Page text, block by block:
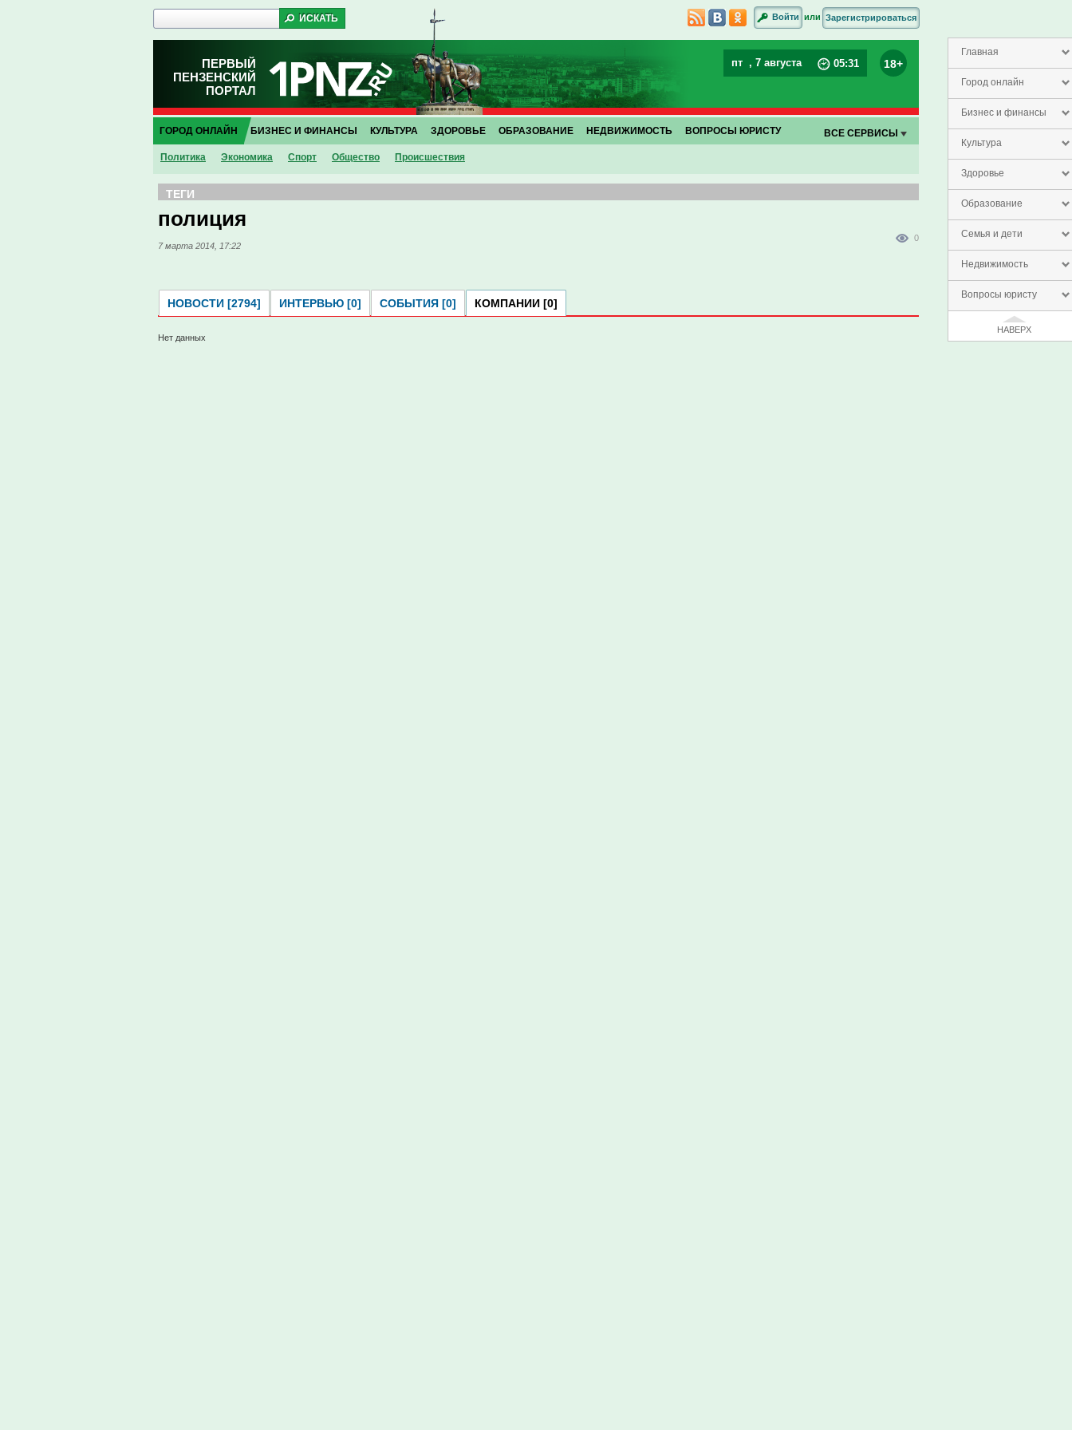
Главная
Город онлайн
Бизнес и финансы
Культура
Здоровье
Образование
Семья и дети
Недвижимость
Вопросы юристу
НАВЕРХ
Войти или Зарегистрироваться
ПЕРВЫЙ
ПЕНЗЕНСКИЙ
ПОРТАЛ
пт , 7 августа 05:31 18+
ГОРОД ОНЛАЙН
Политика Экономика Спорт Общество Проиcшествия
БИЗНЕС И ФИНАНСЫ КУЛЬТУРА ЗДОРОВЬЕ ОБРАЗОВАНИЕ НЕДВИЖИМОСТЬ ВОПРОСЫ ЮРИСТУ ВСЕ СЕРВИСЫ
ТЕГИ
полиция
7 марта 2014, 17:22
0
НОВОСТИ [2794] ИНТЕРВЬЮ [0] СОБЫТИЯ [0] КОМПАНИИ [0]
Нет данных